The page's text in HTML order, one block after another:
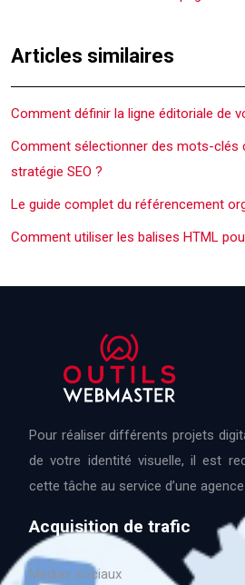
Articles similaires
Comment définir la ligne éditoriale de
Comment sélectionner des mots-clés
stratégie SEO ?
Le guide complet du référencement
Comment utiliser les balises HTML
Pour réaliser différents projets
de votre identité visuelle, il est
cette tâche au service d’une
Acquisition de trafic
Médias sociaux